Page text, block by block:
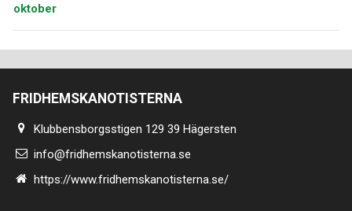
oktober
FRIDHEMSKANOTISTERNA
Klubbensborgsstigen 129 39 Hägersten
info@fridhemskanotisterna.se
https://www.fridhemskanotisterna.se/